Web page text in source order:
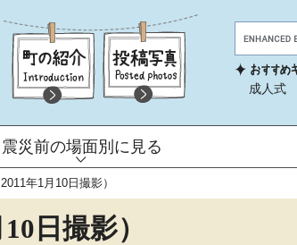
成人式
震災前の場面別に見る
年1月10日撮影）
日撮影）